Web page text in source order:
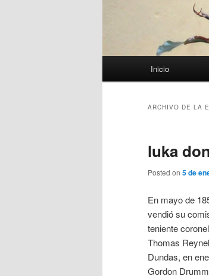
Inicio
ARCHIVO DE LA
luka
Posted on 5 de
En mayo de
vendió su
teniente
Thomas
Dundas, en
Gordon